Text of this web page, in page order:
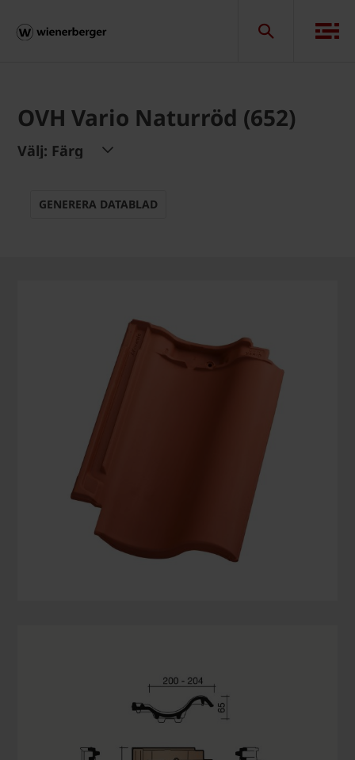
OVH Vario Naturröd (652)
Välj: Färg
GENERERA DATABLAD